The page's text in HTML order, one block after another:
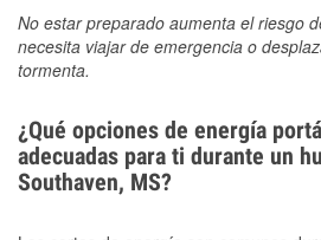
No estar preparado aumenta el riesgo
necesita viajar de emergencia o
tormenta.
¿Qué opciones de energía
adecuadas para ti durante un
Southaven, MS?